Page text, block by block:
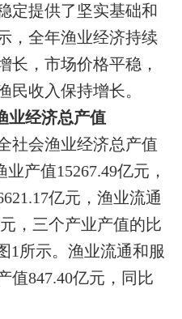
定提供了坚实基础和
，全年渔业经济持续
长， 市场价格平稳 ，
民收入保持增长。
业经济总产值
社会渔业经济总产值
业产值15267.49亿元，
亿元，渔业流通
，三个产业产值的比
1所示。渔业流通和服
值847.40亿元，同比